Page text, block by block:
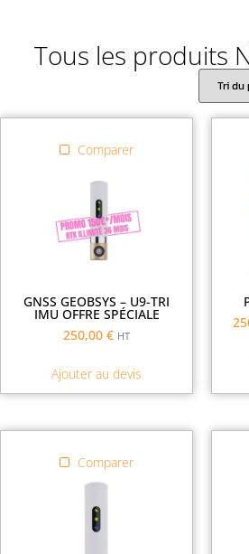
Tous les produits
Comparer
GNSS GEOBSYS – U9-TRI
IMU OFFRE SPÉCIALE
250,00 € HT
Ajouter au devis
Comparer